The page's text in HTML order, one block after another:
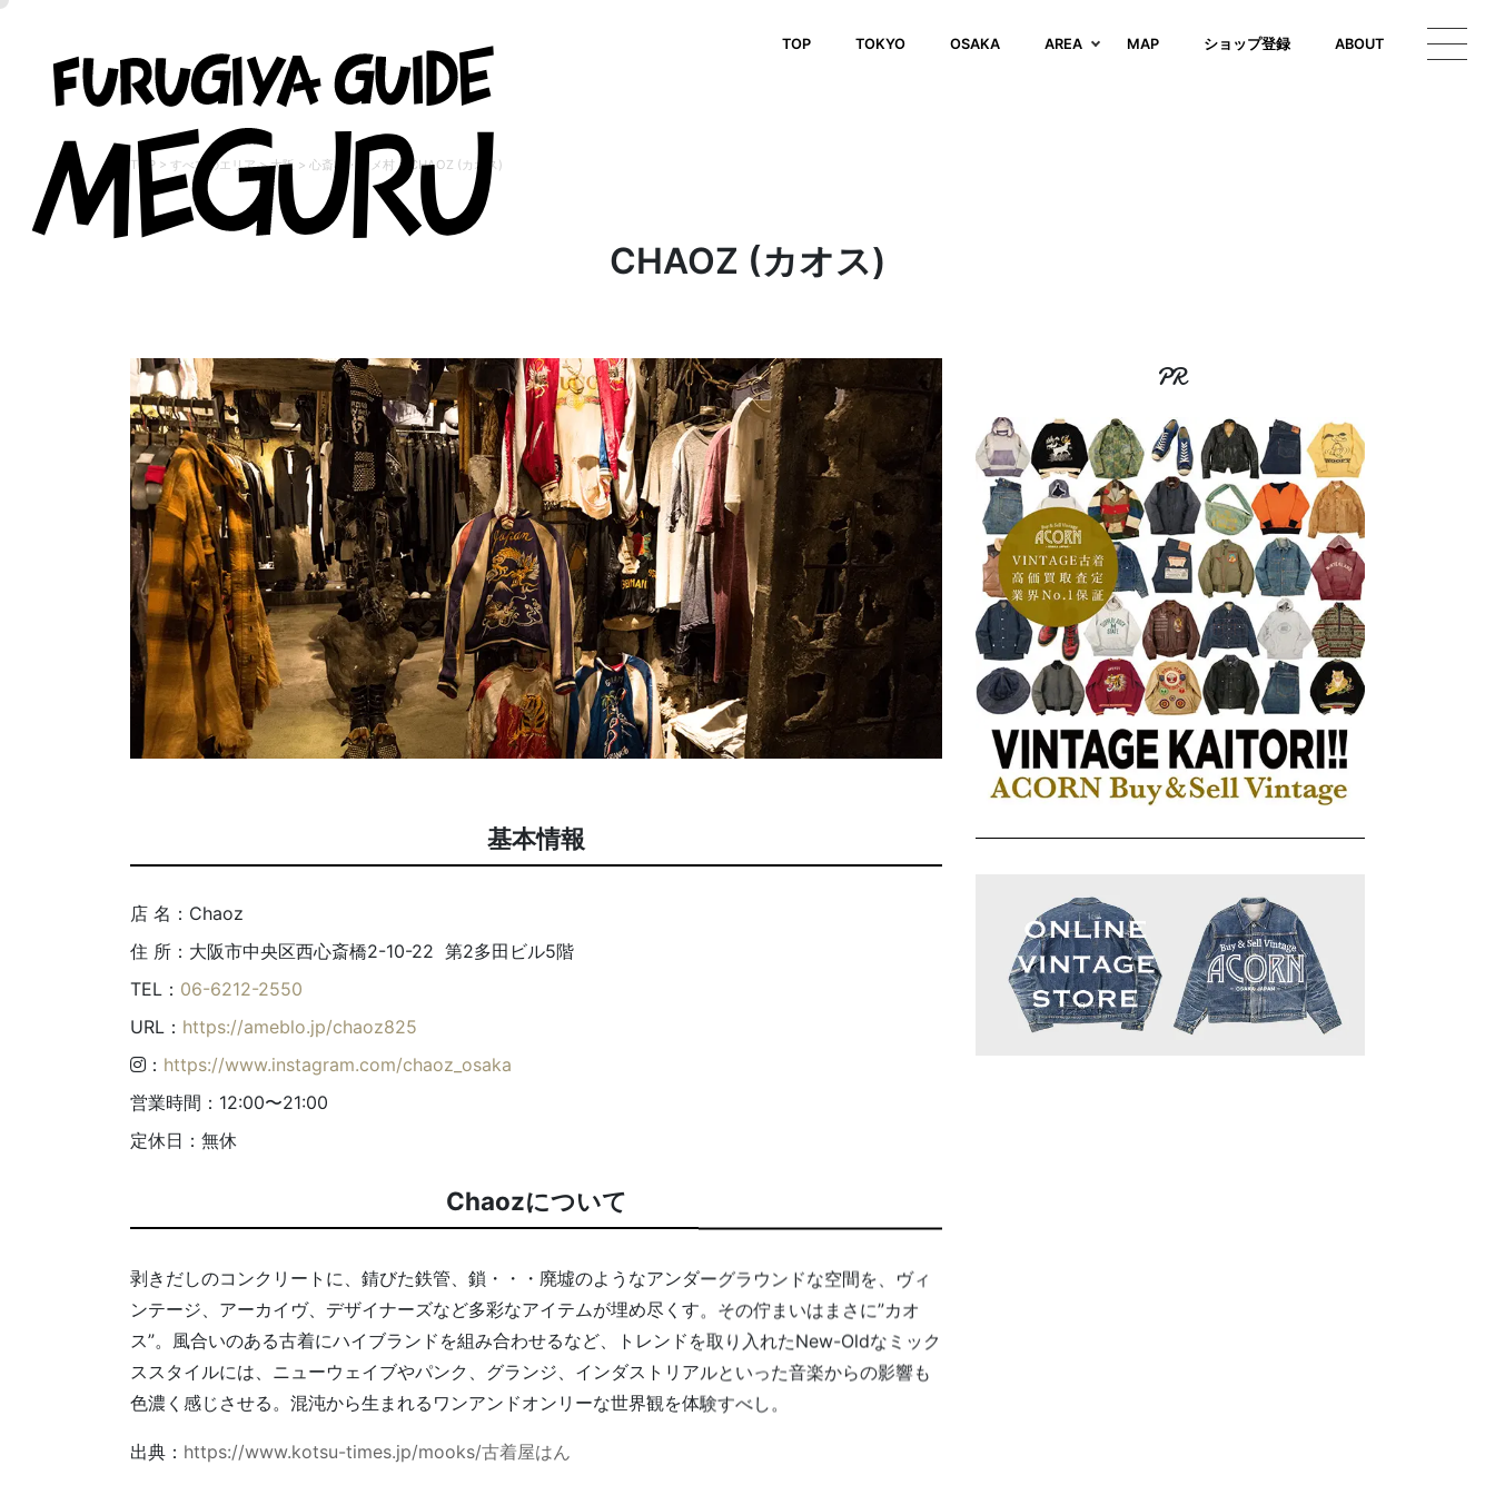
TOP TOKYO OSAKA AREA MAP ショップ登録 ABOUT
TOP > すべてのエリア>大阪 > 心斎橋・アメ村 > CHAOZ (カオス)
CHAOZ (カオス)
基本情報
店 名：Chaoz
住 所：大阪市中央区西心斎橋2-10-22 第2多田ビル5階
TEL： 06-6212-2550
URL： https://ameblo.jp/chaoz825
： https://www.instagram.com/chaoz_osaka
営業時間：12:00〜21:00
定休日：無休
Chaozについて
剥きだしのコンクリートに、錆びた鉄管、鎖・・・廃墟のようなアンダーグラウンドな空間を、ヴィ
ンテージ、アーカイヴ、デザイナーズなど多彩なアイテムが埋め尽くす。その佇まいはまさに”カオ
ス”。風合いのある古着にハイブランドを組み合わせるなど、トレンドを取り入れたNew-Oldなミック
ススタイルには、ニューウェイブやパンク、グランジ、インダストリアルといった音楽からの影響も
色濃く感じさせる。混沌から生まれるワンアンドオンリーな世界観を体験すべし。
出典： https://www.kotsu-times.jp/mooks/古着屋はん
PR